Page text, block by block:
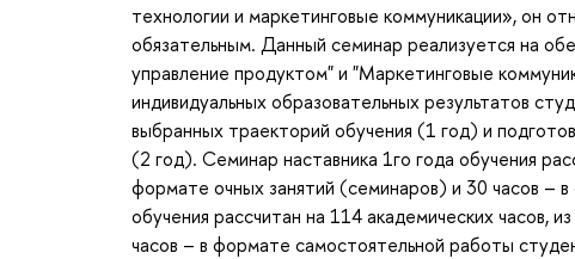
технологии и маркетинговые коммуникации», он
обязательным. Данный семинар реализуется на
управление продуктом" и "Маркетинговые
индивидуальных образовательных результатов
выбранных траекторий обучения (1 год) и
(2 год). Семинар наставника 1го года обучения
формате очных занятий (семинаров) и 30 часов –
обучения рассчитан на 114 академических часов,
часов – в формате самостоятельной работы